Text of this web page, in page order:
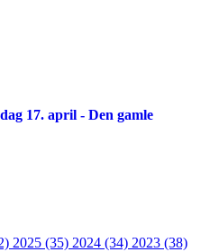
17. april - Den gamle
2025 (35) 2024 (34) 2023 (38)